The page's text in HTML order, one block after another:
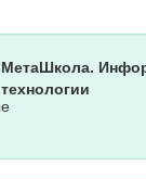
МетаШкола.
технологии